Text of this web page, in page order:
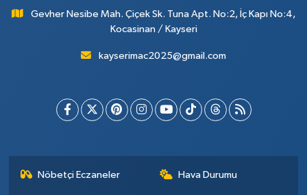
Gevher Nesibe Mah. Çiçek Sk. Tuna Apt. No:2, İç Kapı No:4,
Kocasinan / Kayseri
kayserimac2025@gmail.com
Nöbetçi Eczaneler Hava Durumu